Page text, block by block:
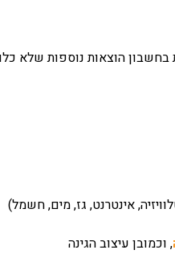
הוצאות נוספות שלא
אינטרנט, גז, מים, חשמל)
, וכמובן עיצוב הגינה